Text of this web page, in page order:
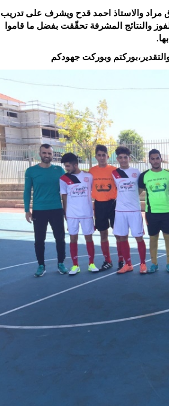
والاستاذ احمد قدح ويشرف على تدريب
والنتائج المشرفة تحقّقت بفضل ما قاموا
وبوركت جهودكم